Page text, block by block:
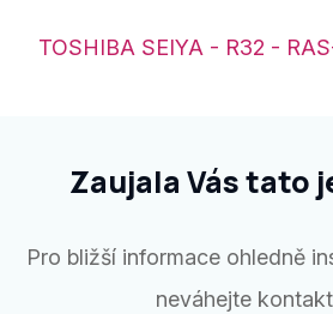
TOSHIBA SEIYA - R32 -
Zaujala Vás tato
Pro bližší informace ohledně
neváhejte